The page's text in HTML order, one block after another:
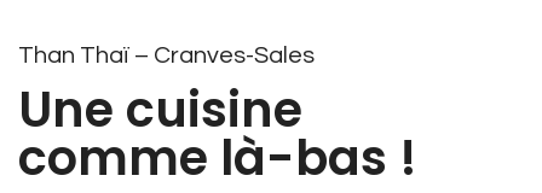
Than Thaï – Cranves-Sales
Une cuisine
comme là-bas !